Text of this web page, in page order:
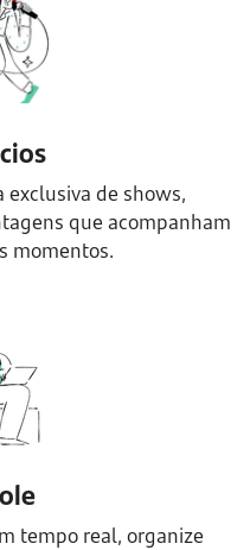
exclusiva de shows,
que acompanham
momentos.
tempo real, organize